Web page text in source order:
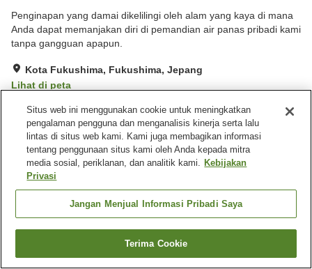
Penginapan yang damai dikelilingi oleh alam yang kaya di mana
Anda dapat memanjakan diri di pemandian air panas pribadi kami
tanpa gangguan apapun.
Kota Fukushima, Fukushima, Jepang
Lihat di peta
Luar biasa Ulasan:27
Fasilitas properti
Mandi jet
Spa / Salon kecantikan
Makan pribadi
Beranda Jepang Fukushima
Kota Fukushima
Tsuchiyu Bettei Satonoyu
Cari kamar
Situs web ini menggunakan cookie untuk meningkatkan
pengalaman pengguna dan menganalisis kinerja serta lalu
lintas di situs web kami. Kami juga membagikan informasi
tentang penggunaan situs kami oleh Anda kepada mitra
media sosial, periklanan, dan analitik kami. Kebijakan
Privasi
Jangan Menjual Informasi Pribadi Saya
Terima Cookie